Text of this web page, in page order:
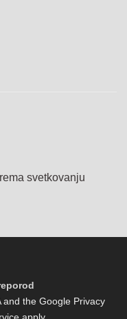
svetkovanju
and the Google Privacy